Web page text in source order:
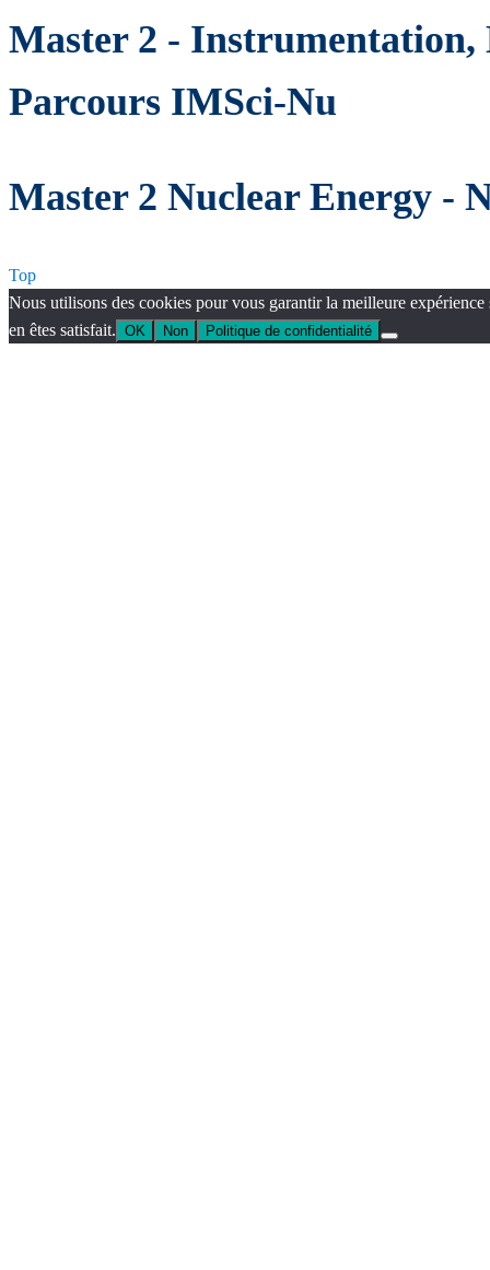
Master 2 -
Parcours IMSci-Nu
Master 2 Nuclear Energy -
Top
Nous utilisons des cookies pour vous garantir la meilleure
en êtes satisfait. OK Non Politique de confidentialité